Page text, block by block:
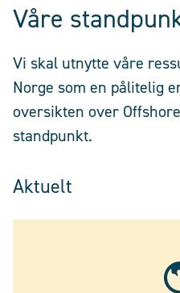
Våre
Vi skal utnytte våre
Norge som en pålitelig
oversikten over
standpunkt.
Aktuelt